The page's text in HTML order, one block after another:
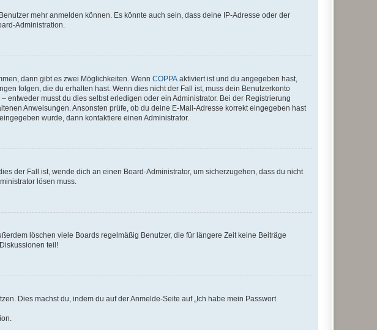
mehr anmelden können. Es könnte auch sein, dass deine IP-Adresse oder der
Administration.
dann gibt es zwei Möglichkeiten. Wenn COPPA aktiviert ist und du angegeben hast,
folgen, die du erhalten hast. Wenn dies nicht der Fall ist, muss dein Benutzerkonto
musst du dies selbst erledigen oder ein Administrator. Bei der Registrierung
Anweisungen. Ansonsten prüfe, ob du deine E-Mail-Adresse korrekt eingegeben hast
wurde, dann kontaktiere einen Administrator.
der Fall ist, wende dich an einen Board-Administrator, um sicherzugehen, dass du nicht
lösen muss.
löschen viele Boards regelmäßig Benutzer, die für längere Zeit keine Beiträge
teil!
Dies machst du, indem du auf der Anmelde-Seite auf „Ich habe mein Passwort